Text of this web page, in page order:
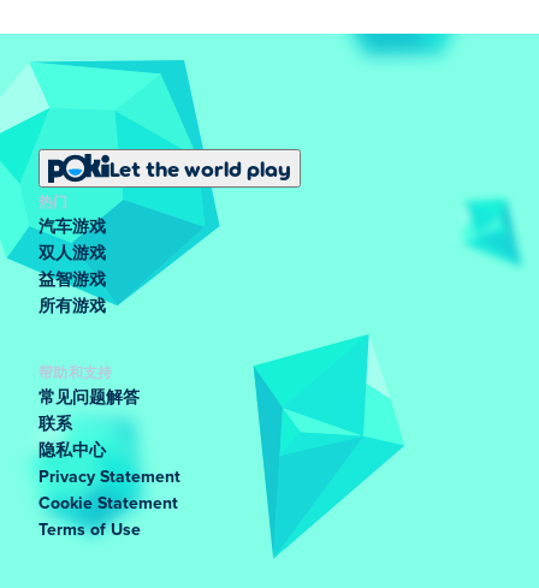
Let the world play
热门
汽车游戏
双人游戏
益智游戏
所有游戏
帮助和支持
常见问题解答
联系
隐私中心
Privacy Statement
Cookie Statement
Terms of Use